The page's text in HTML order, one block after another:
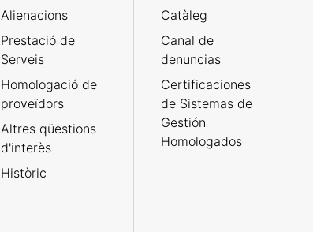
Alienacions
Prestació de
Serveis
Homologació de
proveïdors
Altres qüestions
d'interès
Històric
Catàleg
Canal de
denuncias
Certificaciones
de Sistemas de
Gestión
Homologados